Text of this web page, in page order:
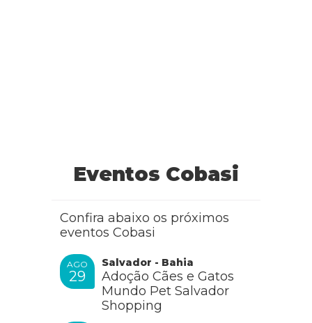
Eventos Cobasi
Confira abaixo os próximos
eventos Cobasi
AGO
29
Salvador - Bahia
Adoção Cães e Gatos
Mundo Pet Salvador
Shopping